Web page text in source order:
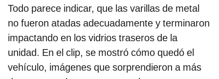
Todo parece indicar, que las varillas de metal
no fueron atadas adecuadamente y terminaron
impactando en los vidrios traseros de la
unidad. En el clip, se mostró cómo quedó el
vehículo, imágenes que sorprendieron a más